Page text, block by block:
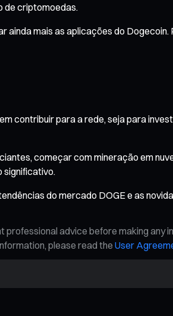
de criptomoedas.
ainda mais as aplicações do
contribuir para a rede, seja para
começar com mineração em
significativo.
do mercado DOGE e as
advice before making any
please read the User